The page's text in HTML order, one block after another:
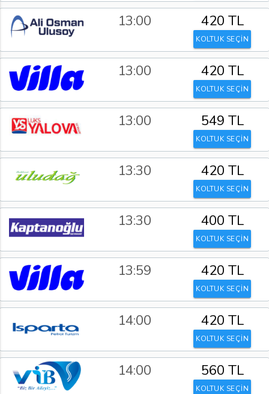
13:00 420 TL
KOLTUK SEÇİN
13:00 420 TL
KOLTUK SEÇİN
13:00 549 TL
KOLTUK SEÇİN
13:30 420 TL
KOLTUK SEÇİN
13:30 400 TL
KOLTUK SEÇİN
13:59 420 TL
KOLTUK SEÇİN
14:00 420 TL
KOLTUK SEÇİN
14:00 560 TL
KOLTUK SEÇİN